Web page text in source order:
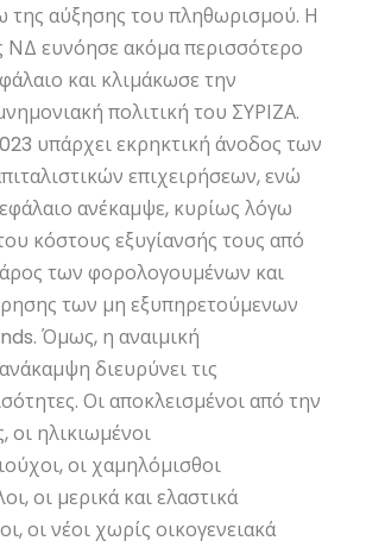
της αύξησης του πληθωρισμού. Η
ΝΔ ευνόησε ακόμα περισσότερο
και κλιμάκωσε την
πολιτική του ΣΥΡΙΖΑ.
υπάρχει εκρηκτική άνοδος των
επιχειρήσεων, ενώ
ανέκαμψε, κυρίως λόγω
κόστους εξυγίανσής τους από
των φορολογουμένων και
των μη εξυπηρετούμενων
Όμως, η αναιμική
διευρύνει τις
Οι αποκλεισμένοι από την
οι ηλικιωμένοι
οι χαμηλόμισθοι
οι μερικά και ελαστικά
οι νέοι χωρίς οικογενειακά